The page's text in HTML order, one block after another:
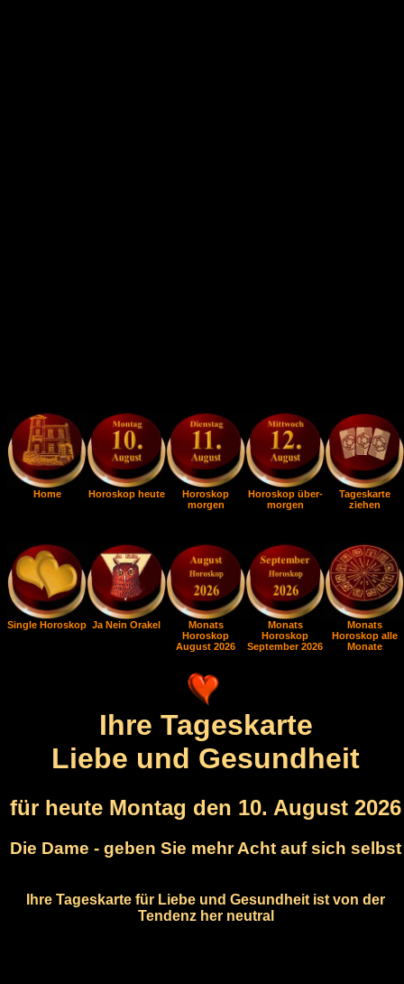
Home Horoskop heute
Horoskop
morgen
Horoskop über-
morgen
Tageskarte
ziehen
Single Horoskop Ja Nein Orakel
Monats
Horoskop
August 2026
Monats
Horoskop
September 2026
Monats
Horoskop alle
Monate
Ihre Tageskarte
Liebe und Gesundheit
für heute Montag den 10. August 2026
Die Dame - geben Sie mehr Acht auf sich selbst
Ihre Tageskarte für Liebe und Gesundheit ist von der
Tendenz her neutral